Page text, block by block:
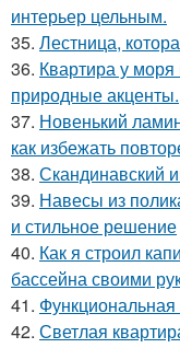
интерьер цельным.
35. Лестница,
36. Квартира у моря
природные акценты.
37. Новенький
как избежать
38. Скандинавский
39. Навесы из
и стильное решение
40. Как я строил
бассейна своими
41. Функциональная
42. Светлая